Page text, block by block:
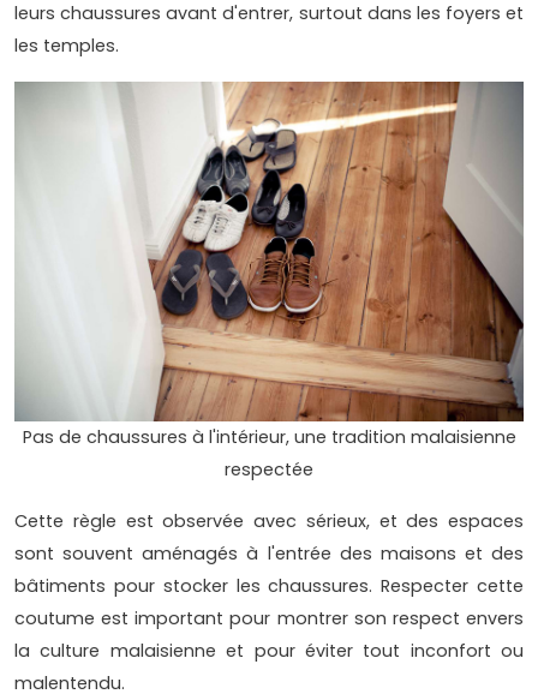
leurs chaussures avant d'entrer, surtout dans les foyers et
les temples.
Pas de chaussures à l'intérieur, une tradition malaisienne
respectée
Cette règle est observée avec sérieux, et des espaces
sont souvent aménagés à l'entrée des maisons et des
bâtiments pour stocker les chaussures. Respecter cette
coutume est important pour montrer son respect envers
la culture malaisienne et pour éviter tout inconfort ou
malentendu.